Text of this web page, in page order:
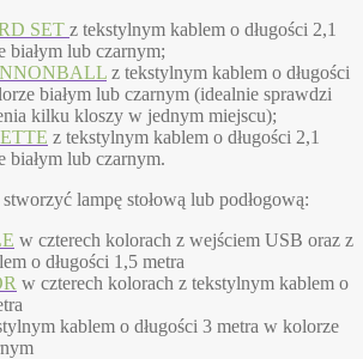
SET z tekstylnym kablem o długości 2,1
białym lub czarnym;
z tekstylnym kablem o długości
białym lub czarnym (idealnie sprawdzi
kilku kloszy w jednym miejscu);
z tekstylnym kablem o długości 2,1
białym lub czarnym.
lampę stołową lub podłogową:
w czterech kolorach z wejściem USB oraz z
o długości 1,5 metra
w czterech kolorach z tekstylnym kablem o
kablem o długości 3 metra w kolorze